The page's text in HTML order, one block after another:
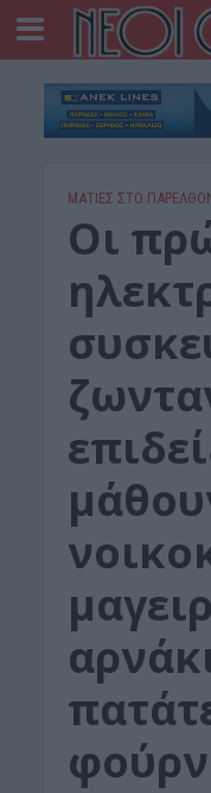
ΜΑΤΙΕΣ ΣΤΟ
Οι